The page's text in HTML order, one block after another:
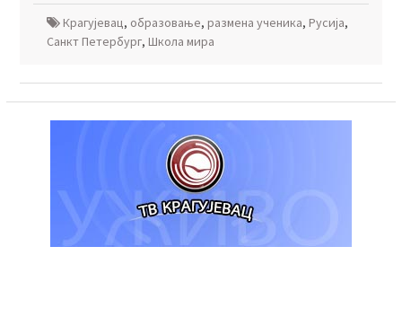
Крагујевац, образовање, размена ученика, Русија,
Санкт Петербург, Школа мира